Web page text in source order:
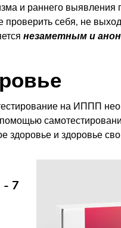
и раннего выявления
проверить себя, не
незаметным и
на ИППП
помощью
здоровье и здоровье
- 7